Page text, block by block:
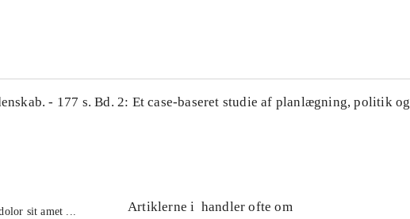
- 177 s. Bd. 2: Et case-baseret studie af planlægning, politik og
sit amet ...
Artiklerne i handler ofte om